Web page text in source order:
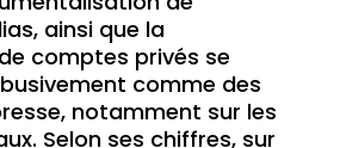
ainsi que la
comptes privés se
comme des
notamment sur les
Selon ses chiffres, sur